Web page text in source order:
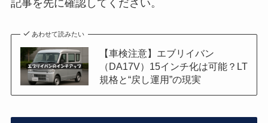
記事を先に確認してください。
あわせて読みたい
【車検注意】エブリイバン
（DA17V）15インチ化は可能？LT
規格と“戻し運用”の現実